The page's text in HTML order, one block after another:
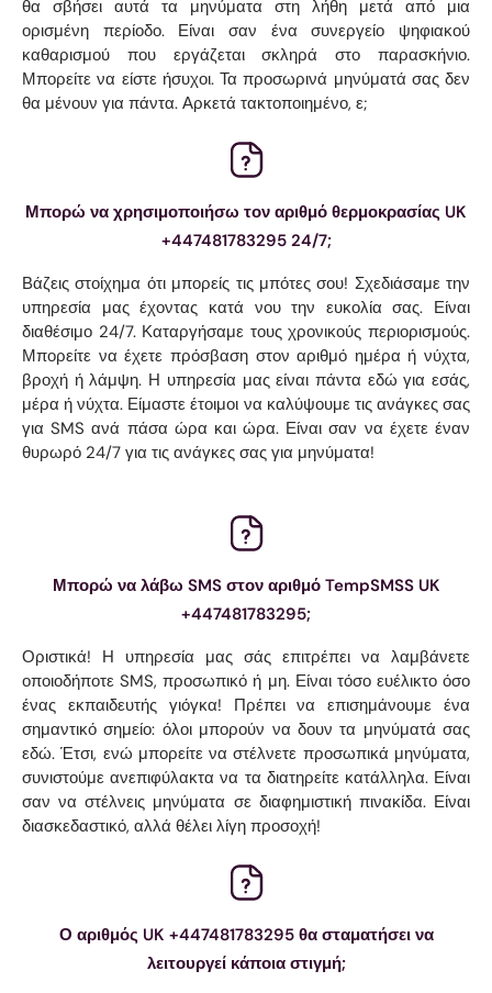
θα σβήσει αυτά τα μηνύματα στη λήθη μετά από μια
ορισμένη περίοδο. Είναι σαν ένα συνεργείο ψηφιακού
καθαρισμού που εργάζεται σκληρά στο παρασκήνιο.
Μπορείτε να είστε ήσυχοι. Τα προσωρινά μηνύματά σας δεν
θα μένουν για πάντα. Αρκετά τακτοποιημένο, ε;
Μπορώ να χρησιμοποιήσω τον αριθμό θερμοκρασίας UK
+447481783295 24/7;
Βάζεις στοίχημα ότι μπορείς τις μπότες σου! Σχεδιάσαμε την
υπηρεσία μας έχοντας κατά νου την ευκολία σας. Είναι
διαθέσιμο 24/7. Καταργήσαμε τους χρονικούς περιορισμούς.
Μπορείτε να έχετε πρόσβαση στον αριθμό ημέρα ή νύχτα,
βροχή ή λάμψη. Η υπηρεσία μας είναι πάντα εδώ για εσάς,
μέρα ή νύχτα. Είμαστε έτοιμοι να καλύψουμε τις ανάγκες σας
για SMS ανά πάσα ώρα και ώρα. Είναι σαν να έχετε έναν
θυρωρό 24/7 για τις ανάγκες σας για μηνύματα!
Μπορώ να λάβω SMS στον αριθμό TempSMSS UK
+447481783295;
Οριστικά! Η υπηρεσία μας σάς επιτρέπει να λαμβάνετε
οποιοδήποτε SMS, προσωπικό ή μη. Είναι τόσο ευέλικτο όσο
ένας εκπαιδευτής γιόγκα! Πρέπει να επισημάνουμε ένα
σημαντικό σημείο: όλοι μπορούν να δουν τα μηνύματά σας
εδώ. Έτσι, ενώ μπορείτε να στέλνετε προσωπικά μηνύματα,
συνιστούμε ανεπιφύλακτα να τα διατηρείτε κατάλληλα. Είναι
σαν να στέλνεις μηνύματα σε διαφημιστική πινακίδα. Είναι
διασκεδαστικό, αλλά θέλει λίγη προσοχή!
Ο αριθμός UK +447481783295 θα σταματήσει να
λειτουργεί κάποια στιγμή;